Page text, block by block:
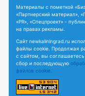
Материалы с пометкой
«Партнерский материал»,
«PR», «Спецпроект» -
на правах рекламы.
Сайт newkaliningrad.ru
файлы cookie. Продолжая
с сайтом, вы соглашаетесь
сбор и последующую
файлов cookie.